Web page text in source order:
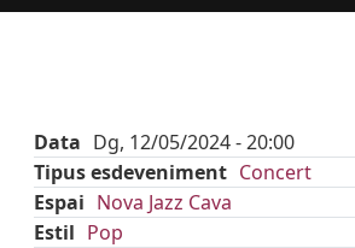
Data Dg, 12/05/2024 - 20:00
Tipus esdeveniment Concert
Espai Nova Jazz Cava
Estil Pop